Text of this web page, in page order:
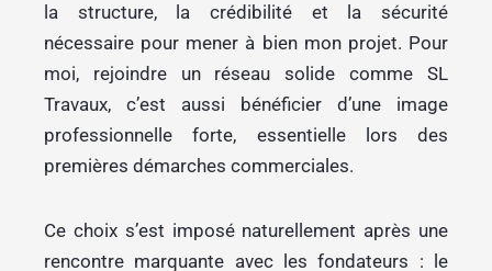
la structure, la crédibilité et la sécurité
nécessaire pour mener à bien mon projet. Pour
moi, rejoindre un réseau solide comme SL
Travaux, c’est aussi bénéficier d’une image
professionnelle forte, essentielle lors des
premières démarches commerciales.
Ce choix s’est imposé naturellement après une
rencontre marquante avec les fondateurs : le